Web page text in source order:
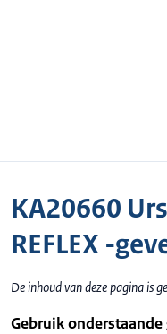
KA20660
REFLEX -
De inhoud van deze pagina is
Gebruik